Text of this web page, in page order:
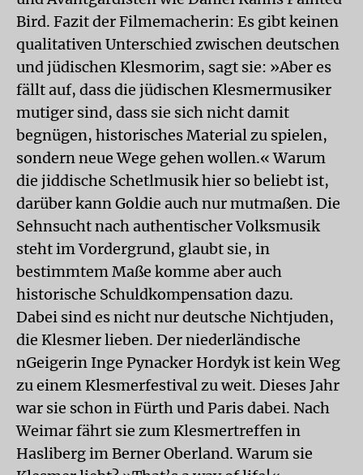
Bird. Fazit der Filmemacherin: Es gibt keinen
qualitativen Unterschied zwischen deutschen
und jüdischen Klesmorim, sagt sie: »Aber es
fällt auf, dass die jüdischen Klesmermusiker
mutiger sind, dass sie sich nicht damit
begnügen, historisches Material zu spielen,
sondern neue Wege gehen wollen.« Warum
die jiddische Schetlmusik hier so beliebt ist,
darüber kann Goldie auch nur mutmaßen. Die
Sehnsucht nach authentischer Volksmusik
steht im Vordergrund, glaubt sie, in
bestimmtem Maße komme aber auch
historische Schuldkompensation dazu.
Dabei sind es nicht nur deutsche Nichtjuden,
die Klesmer lieben. Der niederländische
nGeigerin Inge Pynacker Hordyk ist kein Weg
zu einem Klesmerfestival zu weit. Dieses Jahr
war sie schon in Fürth und Paris dabei. Nach
Weimar fährt sie zum Klesmertreffen in
Hasliberg im Berner Oberland. Warum sie